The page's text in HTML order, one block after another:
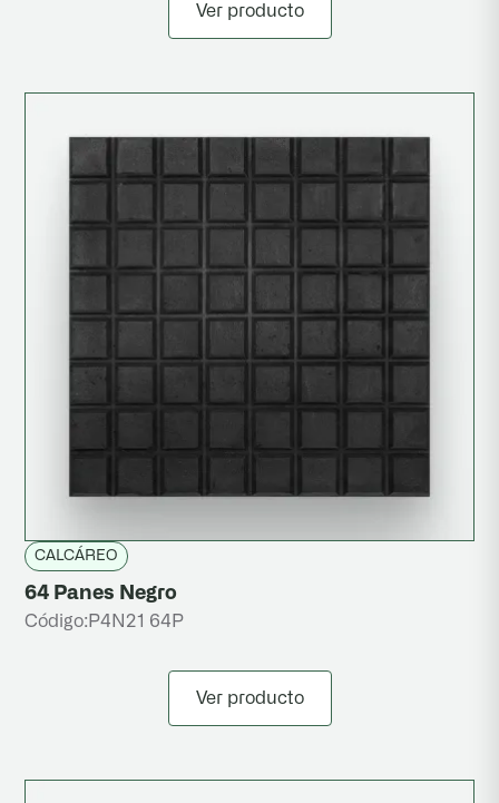
Ver producto
CALCÁREO
64 Panes Negro
Código: P4N21 64P
Ver producto